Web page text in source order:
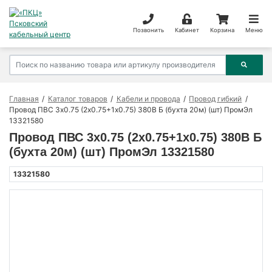
Позвонить Кабинет Корзина Меню
Главная Каталог товаров Кабели и провода
Провод гибкий
Провод ПВС 3х0.75 (2х0.75+1х0.75) 380В Б (бухта 20м) (шт) ПромЭл
13321580
Провод ПВС 3х0.75 (2х0.75+1х0.75) 380В Б
(бухта 20м) (шт) ПромЭл 13321580
13321580